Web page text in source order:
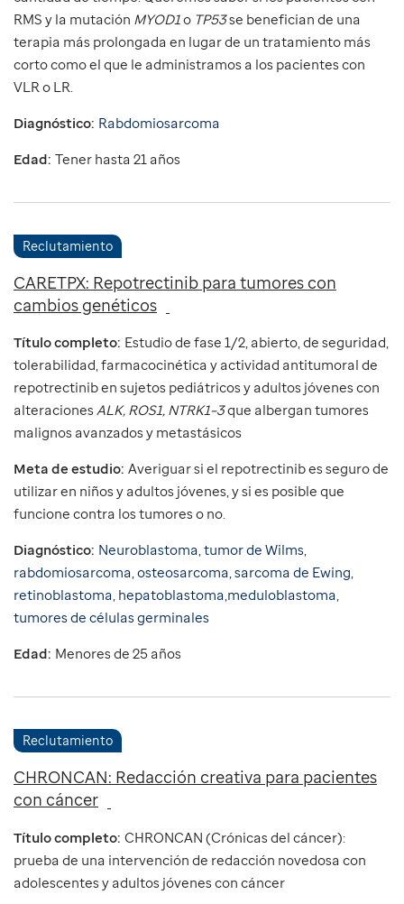
RMS y la mutación MYOD1o TP53se benefician de una
terapia más prolongada en lugar de un tratamiento más
corto como el que le administramos a los pacientes con
VLR o LR.
Diagnóstico: Rabdomiosarcoma
Edad: Tener hasta 21 años
Reclutamiento
CARETPX: Repotrectinib para tumores con
cambios genéticos
Título completo: Estudio de fase 1/2, abierto, de seguridad,
tolerabilidad, farmacocinética y actividad antitumoral de
repotrectinib en sujetos pediátricos y adultos jóvenes con
alteracionesALK, ROS1, NTRK1–3que albergan tumores
malignos avanzados y metastásicos
Meta de estudio: Averiguar si el repotrectinib es seguro de
utilizar en niños y adultos jóvenes, y si es posible que
funcione contra los tumores o no.
Diagnóstico: Neuroblastoma,tumor de Wilms,
rabdomiosarcoma,osteosarcoma,sarcoma de Ewing,
retinoblastoma, hepatoblastoma,meduloblastoma,
tumores de células germinales
Edad: Menores de 25 años
Reclutamiento
CHRONCAN: Redacción creativa para pacientes
con cáncer
Título completo: CHRONCAN (Crónicas del cáncer):
prueba de una intervención de redacción novedosa con
adolescentes y adultos jóvenes con cáncer